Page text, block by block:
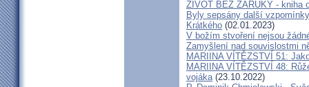
ŽIVOT BEZ ZÁRUKY - kniha
Byly sepsány další
Krátkého (02.01.2023)
V božím stvoření nejsou
Zamyšlení nad souvislostmi
MARIINA VÍTĚZSTVÍ 51:
MARIINA VÍTĚZSTVÍ 48:
vojáka(23.10.2022)